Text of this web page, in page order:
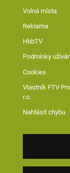
Volná místa
Reklama
HbbTV
Podmínky
Cookies
Vlastník FTV
r.o.
Nahlásit chybu